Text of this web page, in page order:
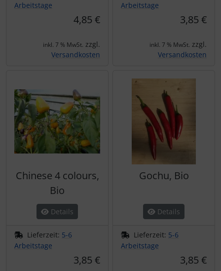
Arbeitstage
4,85 €
inkl. 7 % MwSt. zzgl.
Versandkosten
Arbeitstage
3,85 €
inkl. 7 % MwSt. zzgl.
Versandkosten
Chinese 4 colours,
Bio
Details
Lieferzeit: 5-6
Arbeitstage
3,85 €
Gochu, Bio
Details
Lieferzeit: 5-6
Arbeitstage
3,85 €